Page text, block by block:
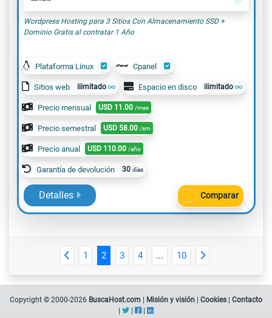
Wordpress Hosting para 3 Sitios Con Almacenamiento SSD +
Dominio Gratis al contratar 1 Año
Plataforma Linux Cpanel
Sitios web ilimitado Espacio en disco ilimitado
Precio mensual USD 11.00 /mes
Precio semestral USD 58.00 /sm
Precio anual USD 110.00 /año
Garantía de devolución 30 días
Detalles Comparar
1 2 3 4 ... 10
Copyright © 2000-2026 BuscaHost.com Misión y visión Cookies
Contacto